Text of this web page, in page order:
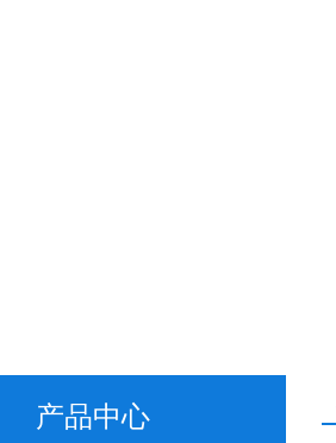
产品中心